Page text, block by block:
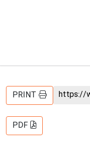
PRINT
PDF